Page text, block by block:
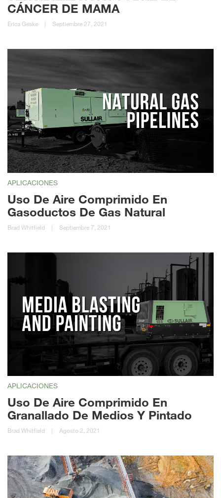
CÁNCER DE MAMA
Erica Geske | Septiembre 27, 2021
APLICACIONES
Uso De Aire Comprimido En
Gasoductos De Gas Natural
Brad Whitfield | Septiembre 7, 2021
APLICACIONES
Uso De Aire Comprimido En
Granallado De Medios Y Pintado
Brad Whitfield | Agosto 2, 2021